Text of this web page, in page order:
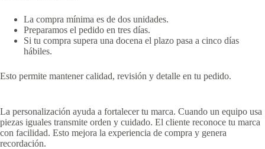
La compra mínima es de dos unidades.
Preparamos el pedido en tres días.
Si tu compra supera una docena el plazo pasa a cinco días
hábiles.
Esto permite mantener calidad, revisión y detalle en tu pedido.
La personalización ayuda a fortalecer tu marca. Cuando un equipo usa
piezas iguales transmite orden y cuidado. El cliente reconoce tu marca
con facilidad. Esto mejora la experiencia de compra y genera
recordación.